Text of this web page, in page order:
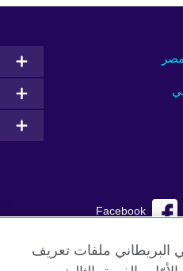
Facebook
YouTube
البريطاني ملفات تعريف